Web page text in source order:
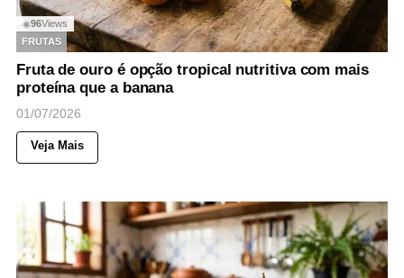
◉96Views
FRUTAS
Fruta de ouro é opção tropical nutritiva com mais
proteína que a banana
01/07/2026
Veja Mais